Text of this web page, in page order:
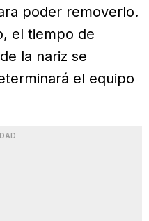
poder removerlo.
el tiempo de
la nariz se
el equipo